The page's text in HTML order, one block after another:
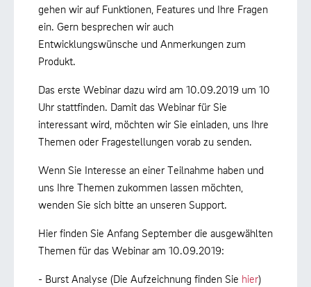
gehen wir auf Funktionen, Features und Ihre Fragen
ein. Gern besprechen wir auch
Entwicklungswünsche und Anmerkungen zum
Produkt.
Das erste Webinar dazu wird am 10.09.2019 um 10
Uhr stattfinden. Damit das Webinar für Sie
interessant wird, möchten wir Sie einladen, uns Ihre
Themen oder Fragestellungen vorab zu senden.
Wenn Sie Interesse an einer Teilnahme haben und
uns Ihre Themen zukommen lassen möchten,
wenden Sie sich bitte an unseren Support.
Hier finden Sie Anfang September die ausgewählten
Themen für das Webinar am 10.09.2019:
- Burst Analyse (Die Aufzeichnung finden Sie hier)